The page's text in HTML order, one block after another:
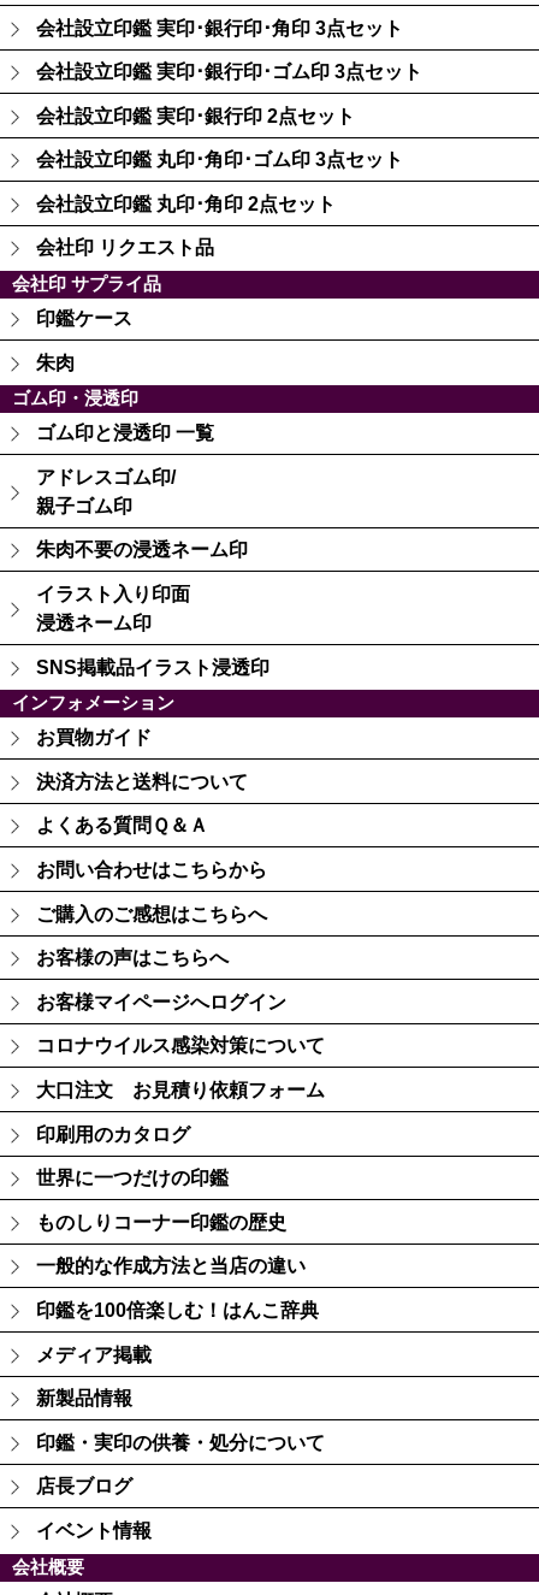
会社設立印鑑 実印･銀行印･角印 3点セット
会社設立印鑑 実印･銀行印･ゴム印 3点セット
会社設立印鑑 実印･銀行印 2点セット
会社設立印鑑 丸印･角印･ゴム印 3点セット
会社設立印鑑 丸印･角印 2点セット
会社印 リクエスト品
会社印 サプライ品
印鑑ケース
朱肉
ゴム印・浸透印
ゴム印と浸透印 一覧
アドレスゴム印/
親子ゴム印
朱肉不要の浸透ネーム印
イラスト入り印面
浸透ネーム印
SNS掲載品イラスト浸透印
インフォメーション
お買物ガイド
決済方法と送料について
よくある質問Ｑ＆Ａ
お問い合わせはこちらから
ご購入のご感想はこちらへ
お客様の声はこちらへ
お客様マイページへログイン
コロナウイルス感染対策について
大口注文 お見積り依頼フォーム
印刷用のカタログ
世界に一つだけの印鑑
ものしりコーナー印鑑の歴史
一般的な作成方法と当店の違い
印鑑を100倍楽しむ！はんこ辞典
メディア掲載
新製品情報
印鑑・実印の供養・処分について
店長ブログ
イベント情報
会社概要